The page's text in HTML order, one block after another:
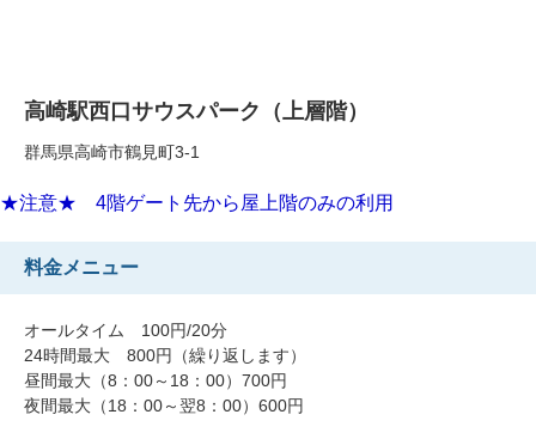
高崎駅西口サウスパーク（上層階）
群馬県高崎市鶴見町3-1
★注意★ 4階ゲート先から屋上階のみの利用
料金メニュー
オールタイム 100円/20分
24時間最大 800円（繰り返します）
昼間最大（8：00～18：00）700円
夜間最大（18：00～翌8：00）600円